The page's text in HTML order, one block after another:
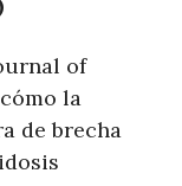
of
la
de brecha